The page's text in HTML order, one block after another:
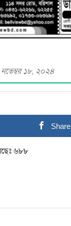
১৮, ২০২৪
Share
৬৮৮